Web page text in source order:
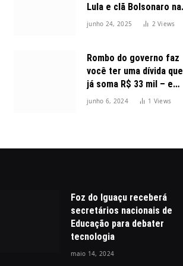
Lula e clã Bolsonaro na
disputa presidencial
junho 24, 2025 2Views
Rombo do governo faz
você ter uma dívida que
já soma R$ 33 mil – e
cresceu 300%
junho 6, 2024 1 Views
Foz do Iguaçu receberá
secretários nacionais de
Educação para debater
tecnologia
maio 14, 2024